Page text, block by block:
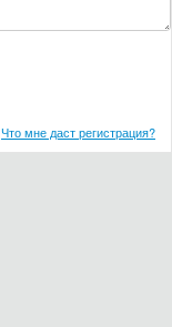
Что мне даст регистрация?